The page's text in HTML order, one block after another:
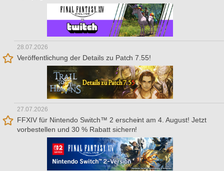
28.07.2026
Veröffentlichung der Details zu Patch 7.55!
27.07.2026
FFXIV für Nintendo Switch™ 2 erscheint am 4. August! Jetzt
vorbestellen und 30 % Rabatt sichern!